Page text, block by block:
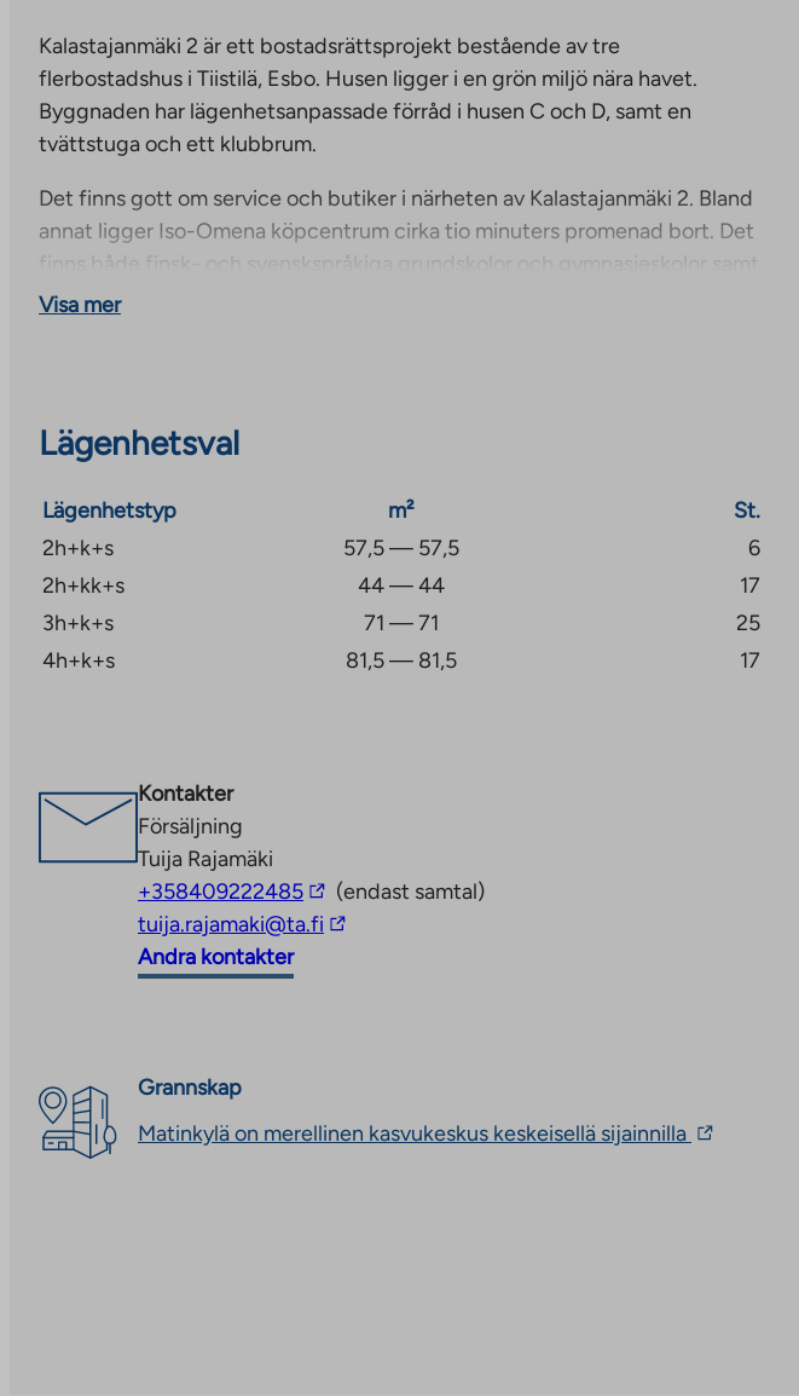
Kalastajanmäki 2 är ett bostadsrättsprojekt bestående av tre
flerbostadshus i Tiistilä, Esbo. Husen ligger i en grön miljö nära havet.
Byggnaden har lägenhetsanpassade förråd i husen C och D, samt en
tvättstuga och ett klubbrum.
Det finns gott om service och butiker i närheten av Kalastajanmäki 2. Bland
annat ligger Iso-Omena köpcentrum cirka tio minuters promenad bort. Det
finns både finsk- och svenskspråkiga grundskolor och gymnasieskolor samt
flera daghem i närheten. Området har utmärkta frilufts- och
Mbit/s, vilket ingår i användaravgiften.
Visa mer
Lägenhetsval
Lägenhetstyp m²
St.
2h+k+s
57,5 — 57,5
6
2h+kk+s
44 — 44
17
3h+k+s
71 — 71
25
4h+k+s
81,5 — 81,5 17
Kontakter
Försäljning
Tuija Rajamäki
+358409222485The
link
site
(endast samtal)
tuija.rajamaki@ta.fi The
external
site
Andra kontakter
Grannskap
Matinkylä on merellinen kasvukeskus keskeisellä sijainnilla The